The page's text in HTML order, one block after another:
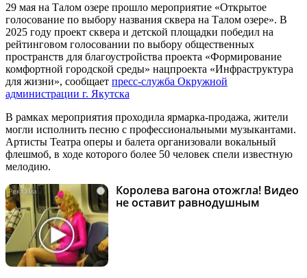
29 мая на Талом озере прошло мероприятие «Открытое
голосование по выбору названия сквера на Талом озере». В
2025 году проект сквера и детской площадки победил на
рейтинговом голосовании по выбору общественных
пространств для благоустройства проекта «Формирование
комфортной городской среды» нацпроекта «Инфраструктура
для жизни», сообщает пресс-служба Окружной
администрации г. Якутска
В рамках мероприятия проходила ярмарка-продажа, жители
могли исполнить песню с профессиональными музыкантами.
Артисты Театра оперы и балета организовали вокальный
флешмоб, в ходе которого более 50 человек спели известную
мелодию.
i
Королева вагона отожгла! Видео
не оставит равнодушным